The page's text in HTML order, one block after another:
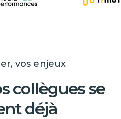
vos enjeux
collègues se
déjà